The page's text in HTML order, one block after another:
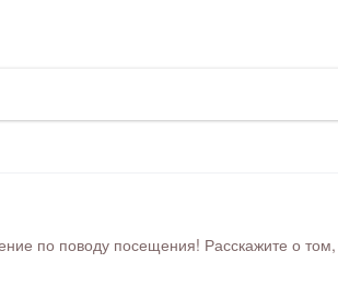
по поводу посещения! Расскажите о том,